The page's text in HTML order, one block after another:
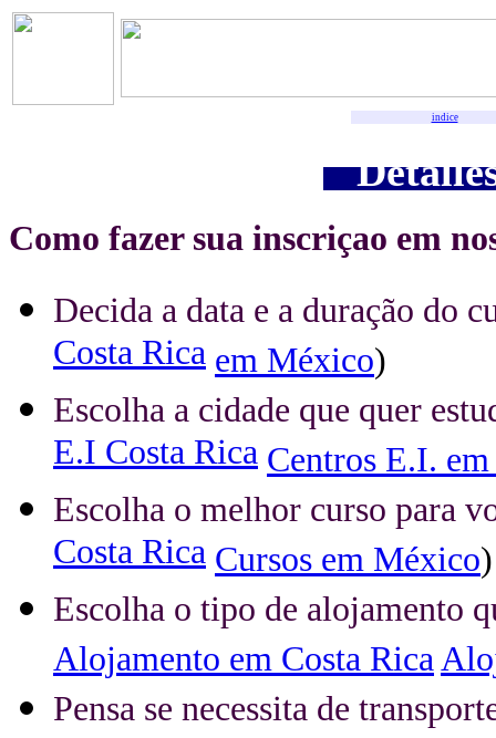
indice
Como fazer sua inscriçao em
Decida a data e a duração do
Costa Rica em México)
Escolha a cidade que quer
E.I Costa Rica Centros E.I.
Escolha o melhor curso para
Costa Rica Cursos em México)
Escolha o tipo de alojamento
Alojamento em Costa Rica
Pensa se necessita de